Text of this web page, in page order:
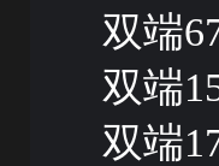
双端
双端
双端